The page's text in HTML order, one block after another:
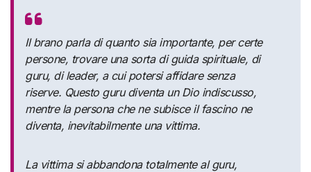
Il brano parla di quanto sia importante, per certe
persone, trovare una sorta di guida spirituale, di
guru, di leader, a cui potersi affidare senza
riserve. Questo guru diventa un Dio indiscusso,
mentre la persona che ne subisce il fascino ne
diventa, inevitabilmente una vittima.
La vittima si abbandona totalmente al guru,